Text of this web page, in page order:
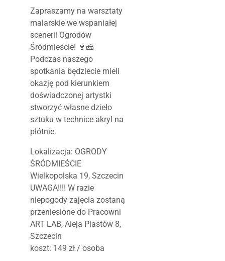
Zapraszamy na warsztaty
malarskie we wspaniałej
scenerii Ogrodów
Śródmieście! 🍷🧀
Podczas naszego
spotkania będziecie mieli
okazję pod kierunkiem
doświadczonej artystki
stworzyć własne dzieło
sztuku w technice akryl na
płótnie.
Lokalizacja: OGRODY
ŚRÓDMIEŚCIE
Wielkopolska 19, Szczecin
UWAGA!!!! W razie
niepogody zajęcia zostaną
przeniesione do Pracowni
ART LAB, Aleja Piastów 8,
Szczecin
koszt: 149 zł / osoba